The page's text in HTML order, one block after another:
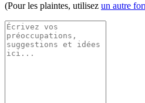
(Pour les plaintes, utilisez un autre